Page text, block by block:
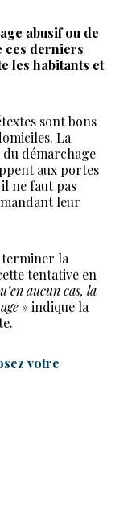
abusif ou de
ces derniers
les habitants et
sont bons
La
démarchage
aux portes
ne faut pas
leur
terminer la
tentative en
aucun cas, la
» indique la
votre